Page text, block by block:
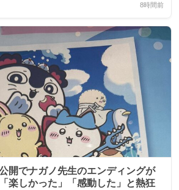
8時間前
開でナガノ先生のエンディングが
楽しかった」「感動した」と熱狂